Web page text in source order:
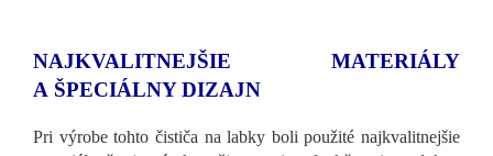
NAJKVALITNEJŠIE MATERIÁLY
A ŠPECIÁLNY DIZAJN
Pri výrobe tohto čističa na labky boli použité najkvalitnejšie